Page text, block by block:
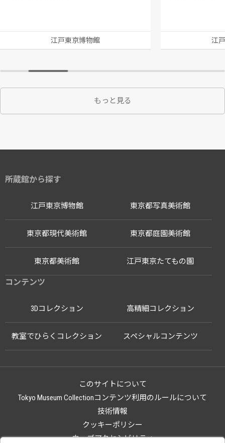
江戸東京博物館 江
もっと見る
所蔵館から探す
江戸東京博物館
江戸東京たてもの園
東京都写真美術館
東京都現代美術館 東京都庭園美術館
東京都美術館
コンテンツ
3Dコレクション 高精細コレクション
教室でひらくコレクション スペシャルコンテンツ
このサイトについて
Tokyo Museum Collectionコンテンツ利用のルールについて
技術情報
クッキーポリシー
ウェブアクセシビリティ